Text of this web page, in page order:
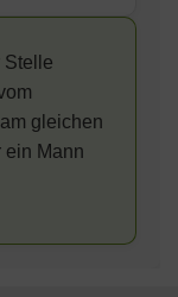
Stelle
gleichen
Mann